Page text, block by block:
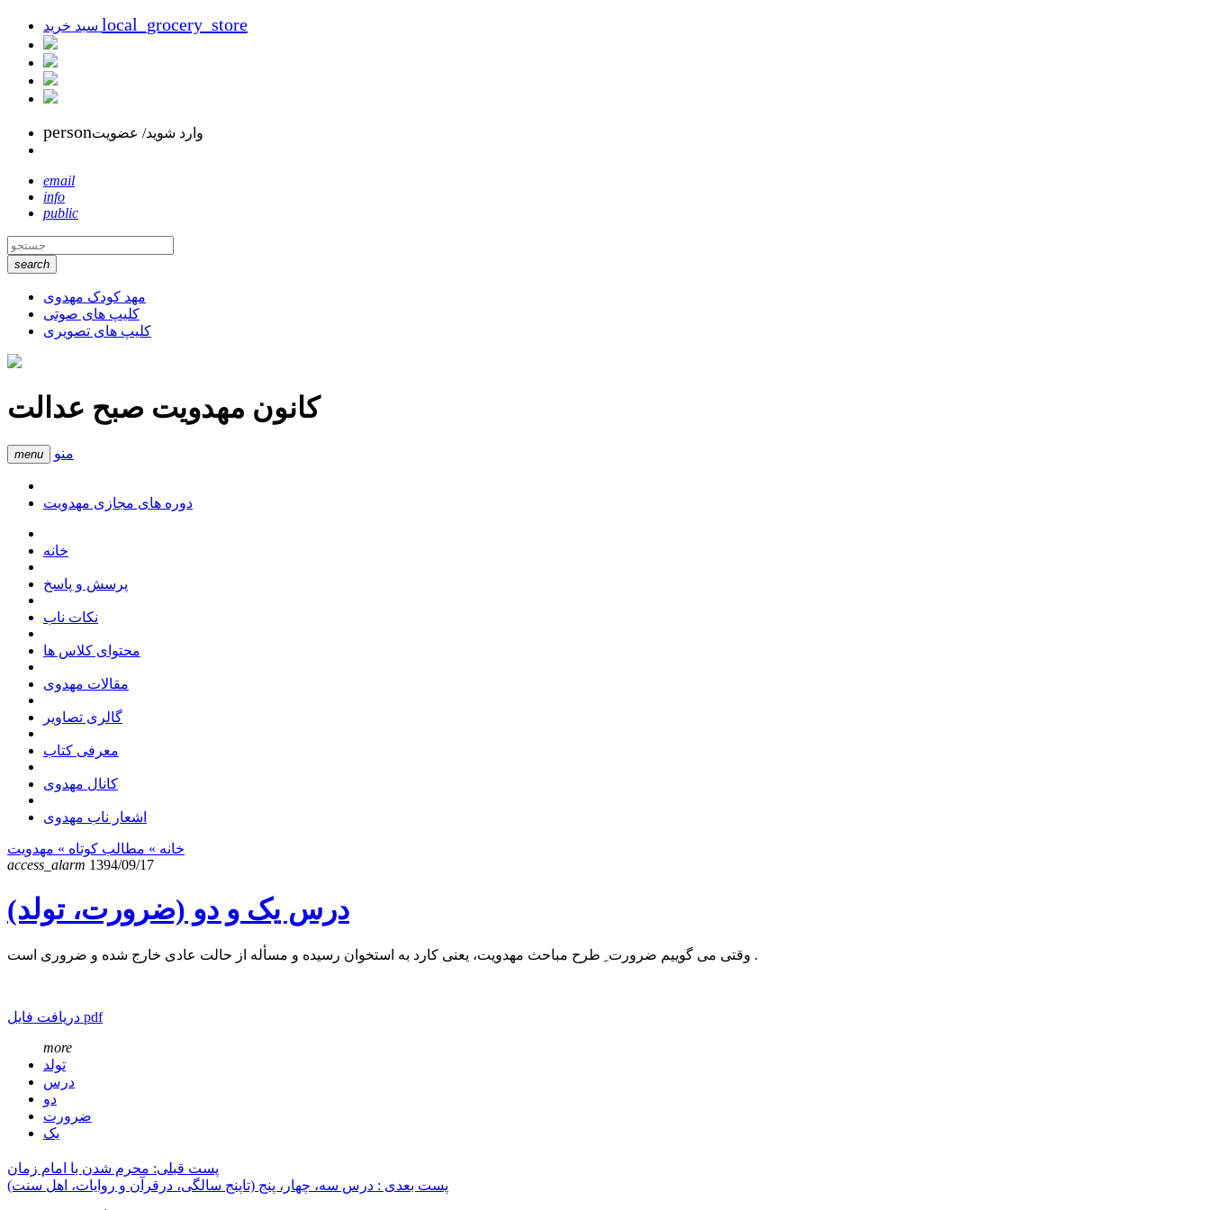
local_grocery_store
personوارد شوید/ عضویت
email
info
public
search
مهد کودک مهدوی
کلیپ های صوتی
کلیپ های تصویری
کانون مهدویت صبح عدالت
menu منو
دوره های مجازی مهدویت
خانه
پرسش و پاسخ
نکات ناب
محتوای کلاس ها
مقالات مهدوی
گالری تصاویر
معرفی کتاب
کانال مهدوی
اشعار ناب مهدوی
خانه » مطالب کوتاه » مهدویت
access_alarm 1394/09/17
درس یک و دو (ضرورت، تولد)
وقتی می گوییم ضرورت ِ طرح مباحث مهدویت، یعنی کارد به استخوان رسیده و مسأله از حالت عادی خارج شده و ضروری است .
دریافت فایل pdf
more
تولد
درس
دو
ضرورت
یک
پست قبلی: محرم شدن با امام زمان
پست بعدی : درس سه، چهار، پنج (تاپنج سالگی، درقرآن و روایات، اهل سنت)